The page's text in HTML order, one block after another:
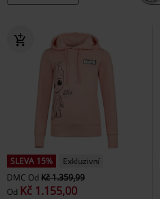
SLEVA 15%
Exkluzivní
DMC Od Kč 1.359,99
Od Kč 1.155,00